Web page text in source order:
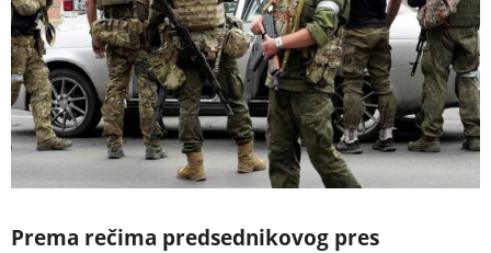
Prema rečima predsednikovog pres